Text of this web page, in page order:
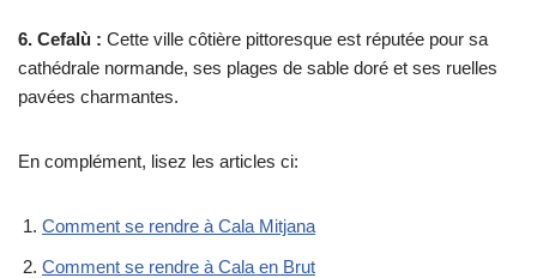
6. Cefalù : Cette ville côtière pittoresque est réputée pour sa
cathédrale normande, ses plages de sable doré et ses ruelles
pavées charmantes.
En complément, lisez les articles ci:
Comment se rendre à Cala Mitjana
Comment se rendre à Cala en Brut